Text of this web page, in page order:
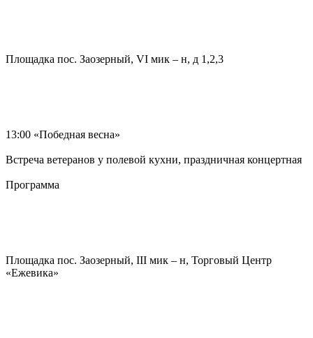
Площадка пос. Заозерный, VI мик – н, д 1,2,3
13:00 «Победная весна»
Встреча ветеранов у полевой кухни, праздничная концертная
Программа
Площадка пос. Заозерный, III мик – н, Торговый Центр
«Ежевика»